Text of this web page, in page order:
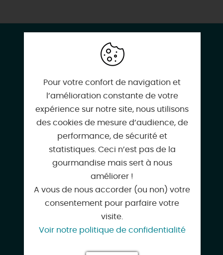
CONTACT & LOCALISATION
Saint-Nicolas
45130 MEUNG-SUR-LOIRE
06 12 95 51 20
Pour votre confort de navigation et
l’amélioration constante de votre
expérience sur notre site, nous utilisons
des cookies de mesure d’audience, de
performance, de sécurité et
statistiques. Ceci n’est pas de la
gourmandise mais sert à nous
améliorer !
A vous de nous accorder (ou non) votre
consentement pour parfaire votre
visite.
Voir notre politique de confidentialité